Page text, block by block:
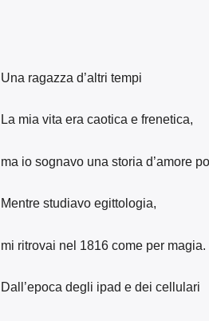
Una ragazza d’altri tempi
La mia vita era caotica e frenetica,
ma io sognavo una storia d’amore
Mentre studiavo egittologia,
mi ritrovai nel 1816 come per magia.
Dall’epoca degli ipad e dei cellulari